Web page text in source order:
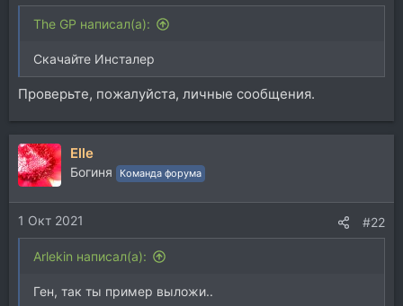
The GP написал(а):
Скачайте Инсталер
Проверьте, пожалуйста, личные сообщения.
Elle
Богиня Команда форума
1 Окт 2021 #22
Arlekin написал(а):
Ген, так ты пример выложи..